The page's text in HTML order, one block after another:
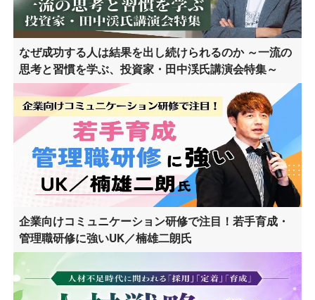
なぜ成功する人は結果を出し続けられるのか ～一流の
思考と習慣を学ぶ、投資家・田中渓氏講演会特集～
企業向けコミュニケーション研修で注目！若手育成・
管理職研修に強いUK／楠雄二朗氏